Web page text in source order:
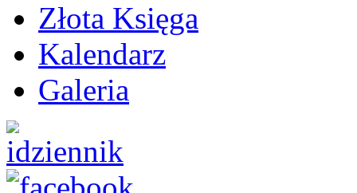
Złota Księga
Kalendarz
Galeria